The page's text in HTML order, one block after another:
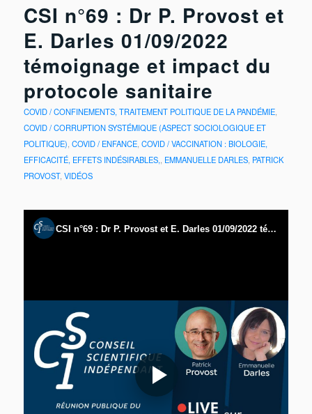
CSI n°69 : Dr P. Provost et
E. Darles 01/09/2022
témoignage et impact du
protocole sanitaire
COVID / CONFINEMENTS, TRAITEMENT POLITIQUE DE LA PANDÉMIE,
COVID / CORRUPTION SYSTÉMIQUE (ASPECT SOCIOLOGIQUE ET
POLITIQUE), COVID / ENFANCE, COVID / VACCINATION : BIOLOGIE,
EFFICACITÉ, EFFETS INDÉSIRABLES,, EMMANUELLE DARLES, PATRICK
PROVOST, VIDÉOS